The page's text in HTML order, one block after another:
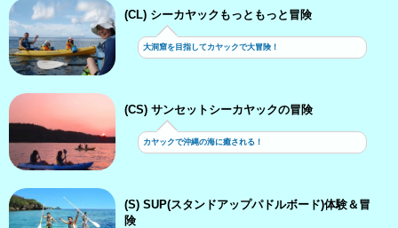
(CL) シーカヤックもっともっと冒険
大洞窟を目指してカヤックで大冒険！
(CS) サンセットシーカヤックの冒険
カヤックで沖縄の海に癒される！
(S) SUP(スタンドアップパドルボード)体験＆冒
険